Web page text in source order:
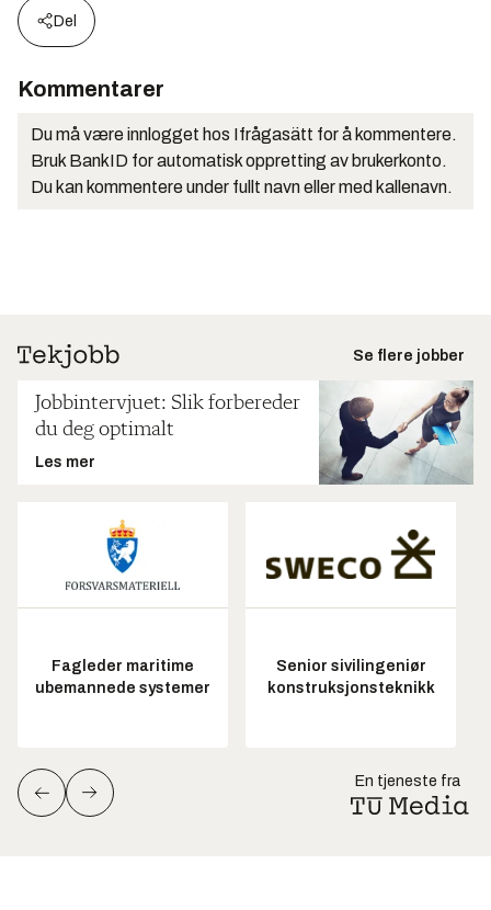
Del
Kommentarer
Du må være innlogget hos Ifrågasätt for å kommentere.
Bruk BankID for automatisk oppretting av brukerkonto.
Du kan kommentere under fullt navn eller med kallenavn.
Se flere jobber
Jobbintervjuet: Slik forbereder
du deg optimalt
Les mer
Fagleder maritime
ubemannede systemer
Senior sivilingeniør
konstruksjonsteknikk
En tjeneste fra